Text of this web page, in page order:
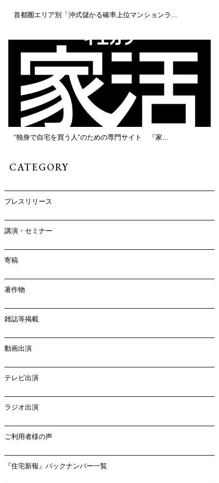
首都圏エリア別「沖式儲かる確率上位マンションラ...
“独身で自宅を買う人”のための専門サイト 『家...
CATEGORY
プレスリリース
講演・セミナー
寄稿
著作物
雑誌等掲載
動画出演
テレビ出演
ラジオ出演
ご利用者様の声
『住宅新報』バックナンバー一覧